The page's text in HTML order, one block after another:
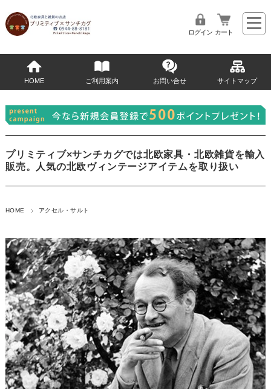
ログイン カート
HOME ご利用案内 お問い合せ サイトマップ
プリミティブ×サンチカグでは北欧家具・北欧雑貨を輸入
販売。人気の北欧ヴィンテージアイテムを取り扱い
HOME アクセル・サルト